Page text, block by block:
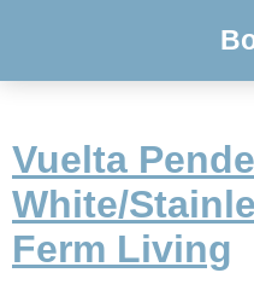
Vuelta
White/
Ferm Living